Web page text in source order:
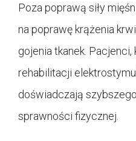
Poza poprawą siły
na poprawę krążenia
gojenia tkanek.
rehabilitacji
doświadczają
sprawności fizycznej.